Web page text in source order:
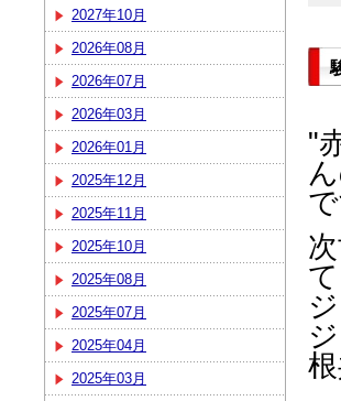
2027年10月
2026年08月
2026年07月
2026年03月
2026年01月
2025年12月
2025年11月
2025年10月
2025年08月
2025年07月
2025年04月
2025年03月
"
で